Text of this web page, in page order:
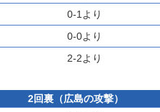
0-1より
0-0より
2-2より
2回裏（広島の攻撃）